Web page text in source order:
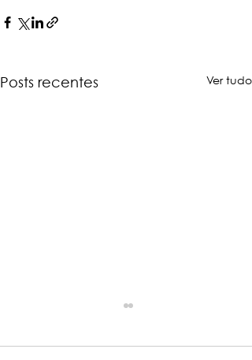
Posts recentes Ver tudo